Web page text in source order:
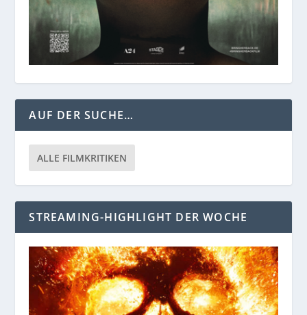
AUF DER SUCHE…
ALLE FILMKRITIKEN
STREAMING-HIGHLIGHT DER WOCHE